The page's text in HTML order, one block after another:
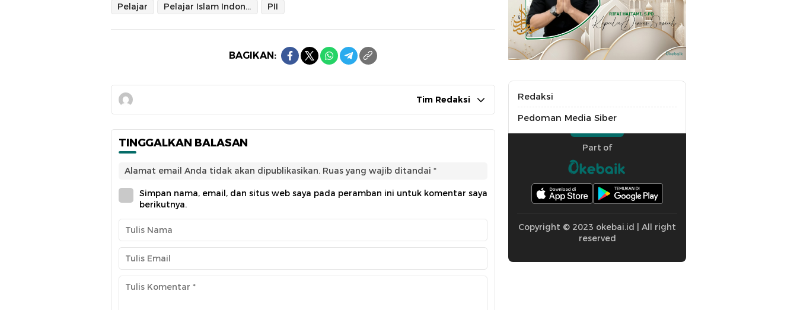
Pelajar
Pelajar Islam Indonesia PII
BAGIKAN:
Tim Redaksi
TINGGALKAN BALASAN
Alamat email Anda tidak akan dipublikasikan. Ruas yang wajib ditandai *
Simpan nama, email, dan situs web saya pada peramban ini untuk komentar saya
berikutnya.
Redaksi
Pedoman Media Siber
Part of
Copyright © 2023 okebai.id | All right
reserved